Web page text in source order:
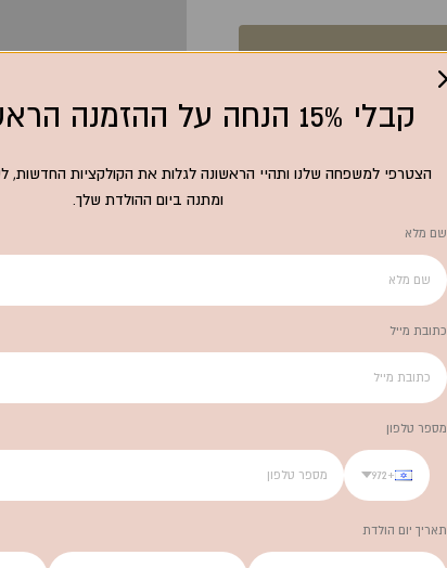
קבלי 15% הנחה על ההזמנה הראשונה שלך
הצטרפי למשפחה שלנו ותהיי הראשונה לגלות את הקולקציות החדשות,
ומתנה ביום ההולדת שלך.
שם מלא
כתובת מייל
מספר טלפון
+972
תאריך יום הולדת